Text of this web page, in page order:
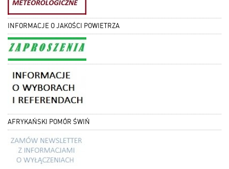
INFORMACJE O JAKOŚCI POWIETRZA
AFRYKAŃSKI POMÓR ŚWIŃ